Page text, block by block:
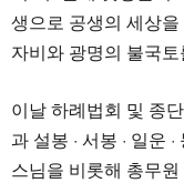
생으로 공생의 세상
자비와 광명의 불국
이날 하례법회 및 종
과 설봉 · 서봉 · 일운
스님을 비롯해 총무